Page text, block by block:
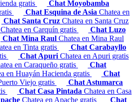
gratis
Chat Moyobamba
Chat Esquina de Asia Chatea en
Chat Santa Cruz Chatea en Santa Cruz
Chatea en Carquín gratis
Chat Luzo
Chat Mina Raul Chatea en Mina Raul
en Tinta gratis
Chat Carabayllo
Chat Apuri Chatea en Apuri gratis
en Caraqueño gratis
Chat
en Huayán Hacienda gratis
Chat
Viejo gratis
Chat Astumarca
Chat Casa Pintada Chatea en Casa
Chatea en Apache gratis
Chat